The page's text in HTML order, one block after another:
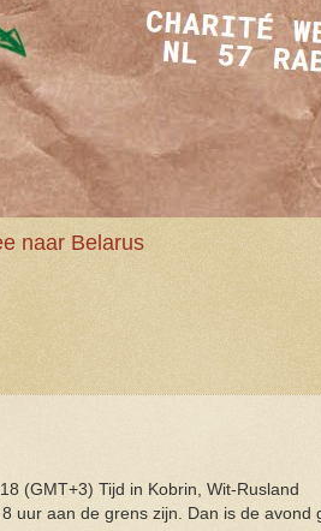
naar Belarus
(GMT+3) Tijd in Kobrin, Wit-Rusland
uur aan de grens zijn. Dan is de avond